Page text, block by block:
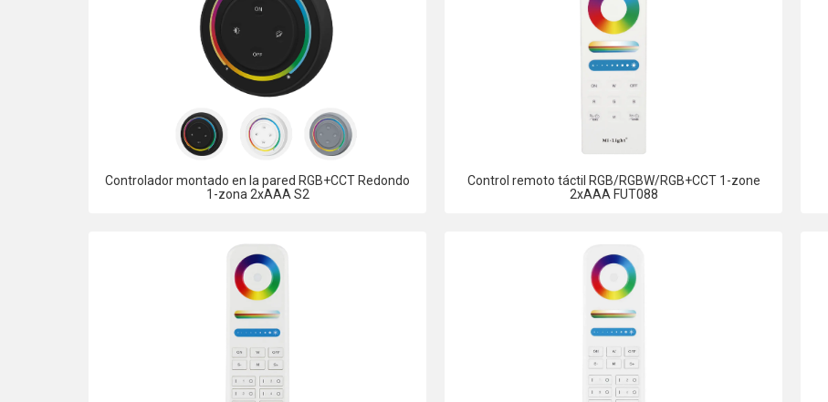
Controlador montado en la pared RGB+CCT Redondo
1-zona 2xAAA S2
Control remoto táctil RGB/RGBW/RGB+CCT 1-zone
2xAAA FUT088